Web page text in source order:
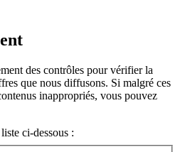
des contrôles pour vérifier la
que nous diffusons. Si malgré ces
inappropriés, vous pouvez
ci-dessous :